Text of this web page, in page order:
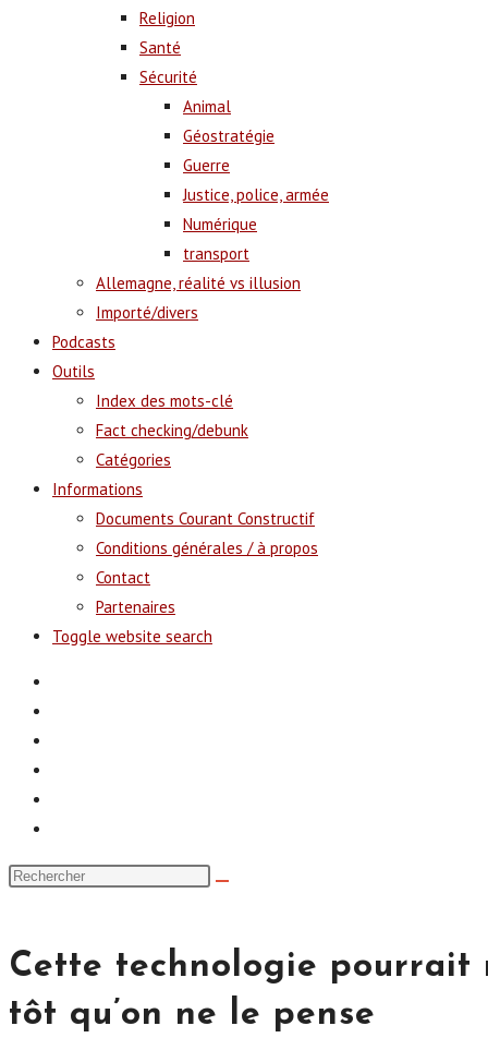
Religion
Santé
Sécurité
Animal
Géostratégie
Guerre
Justice, police, armée
Numérique
transport
Allemagne, réalité vs illusion
Importé/divers
Podcasts
Outils
Index des mots-clé
Fact checking/debunk
Catégories
Informations
Documents Courant Constructif
Conditions générales / à propos
Contact
Partenaires
Toggle website search
Cette technologie pourrait
tôt qu’on ne le pense